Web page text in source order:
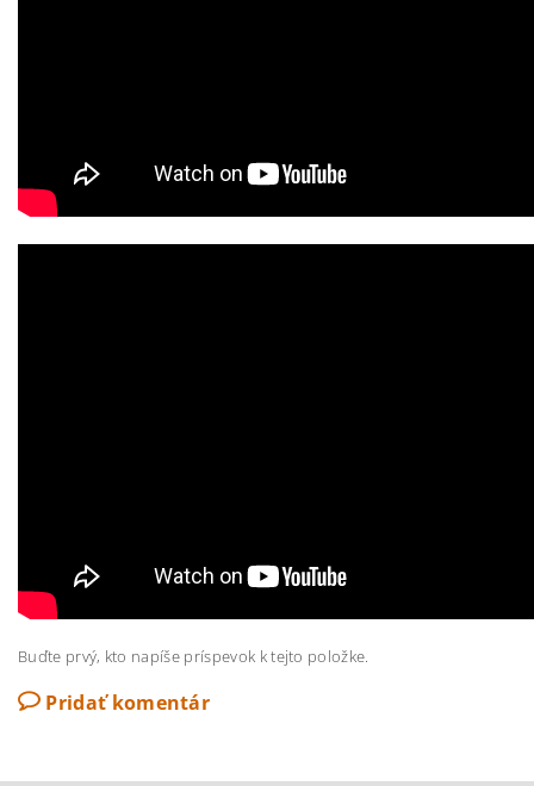
Buďte prvý, kto napíše príspevok k tejto položke.
Pridať komentár